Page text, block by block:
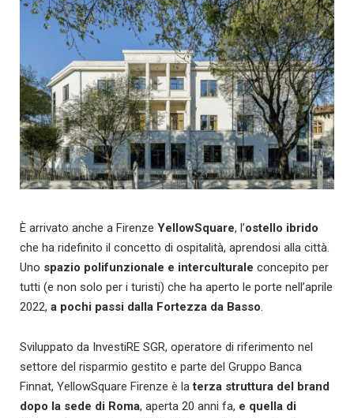
È arrivato anche a Firenze YellowSquare, l’ostello ibrido
che ha ridefinito il concetto di ospitalità, aprendosi alla città.
Uno spazio polifunzionale e interculturale concepito per
tutti (e non solo per i turisti) che ha aperto le porte nell’aprile
2022, a pochi passi dalla Fortezza da Basso.
Sviluppato da InvestiRE SGR, operatore di riferimento nel
settore del risparmio gestito e parte del Gruppo Banca
Finnat, YellowSquare Firenze è laterza struttura del brand
dopo la sede di Roma, aperta 20 anni fa, e quella di